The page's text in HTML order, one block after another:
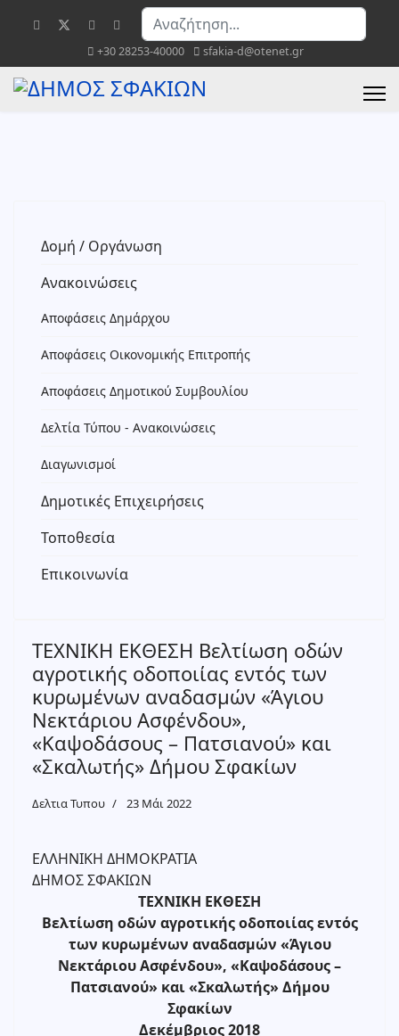
+30 28253-40000 sfakia-d@otenet.gr
Δομή / Οργάνωση
Ανακοινώσεις
Αποφάσεις Δημάρχου
Αποφάσεις Οικονομικής Επιτροπής
Αποφάσεις Δημοτικού Συμβουλίου
Δελτία Τύπου - Ανακοινώσεις
Διαγωνισμοί
Δημοτικές Επιχειρήσεις
Τοποθεσία
Επικοινωνία
ΤΕΧΝΙΚΗ ΕΚΘΕΣΗ Βελτίωση οδών
αγροτικής οδοποιίας εντός των
κυρωμένων αναδασμών «Άγιου
Νεκτάριου Ασφένδου»,
«Καψοδάσους – Πατσιανού» και
«Σκαλωτής» Δήμου Σφακίων
Δελτια Τυπου 23 Μάι 2022
ΕΛΛΗΝΙΚΗ ΔΗΜΟΚΡΑΤΙΑ
ΔΗΜΟΣ ΣΦΑΚΙΩΝ
ΤΕΧΝΙΚΗ ΕΚΘΕΣΗ
Βελτίωση οδών αγροτικής οδοποιίας εντός
των κυρωμένων αναδασμών «Άγιου
Νεκτάριου Ασφένδου», «Καψοδάσους –
Πατσιανού» και «Σκαλωτής» Δήμου
Σφακίων
Δεκέμβριος 2018